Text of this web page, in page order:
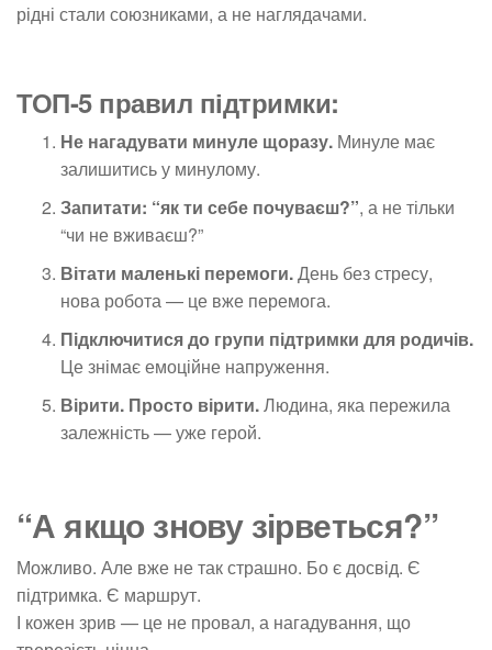
рідні стали союзниками, а не наглядачами.
ТОП-5 правил підтримки:
Не нагадувати минуле щоразу. Минуле має
залишитись у минулому.
Запитати: “як ти себе почуваєш?”, а не тільки
“чи не вживаєш?”
Вітати маленькі перемоги.День без стресу,
нова робота — це вже перемога.
Підключитися до групи підтримки для родичів.
Це знімає емоційне напруження.
Вірити. Просто вірити.Людина, яка пережила
залежність — уже герой.
“А якщо знову зірветься?”
Можливо. Але вже не так страшно. Бо є досвід. Є
підтримка. Є маршрут.
І кожен зрив — це не провал, а нагадування, що